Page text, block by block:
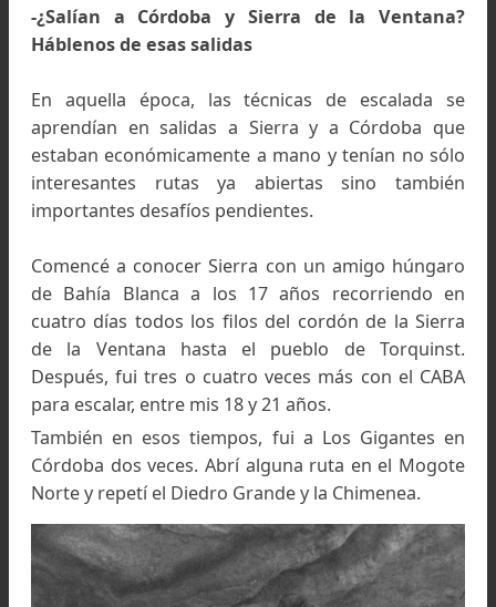
Carlos Comesaña en el Gran Techo circa año mayo
Sierra de la Ventana.
Colección de Carlos Comesaña
-¿Quiénes fueron sus primeros instructores?
El primero fue Carlos Sonntag, aunque no en
curso propiamente dicho sino que con los
con el hicimos alguna ruta en el Co. Lopez.
Sonntag lo había visto antes por primera vez, -
que fue en 1955 -, cuando subiendo al Refugio
Co. Lopez, el estaba bajando por la picada,
debajo del mallin, transportando en sus
un accidentado en la montaña. Fue Sonntag